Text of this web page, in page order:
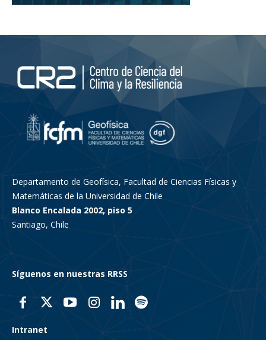
Departamento de Geofísica, Facultad de Ciencias Físicas y
Matemáticas de la Universidad de Chile
Blanco Encalada 2002, piso 5
Santiago, Chile
Síguenos en nuestras RRSS
Intranet